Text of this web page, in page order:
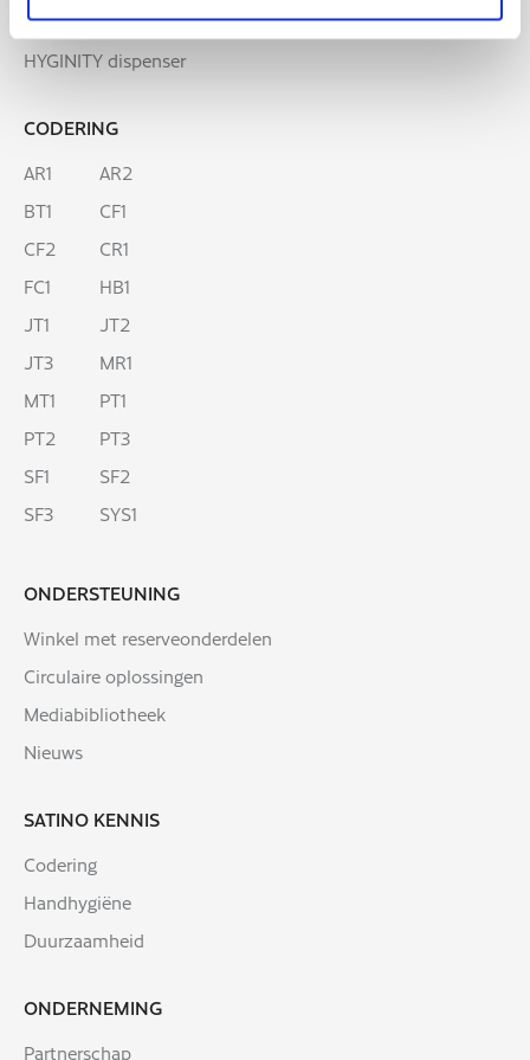
Clean&Care dispenser
HYGINITY dispenser
CODERING
AR1
AR2
BT1
CF1
CF2
CR1
FC1
HB1
JT1
JT2
JT3
MR1
MT1
PT1
PT2
PT3
SF1
SF2
SF3
SYS1
ONDERSTEUNING
Winkel met reserveonderdelen
Circulaire oplossingen
Mediabibliotheek
Nieuws
SATINO KENNIS
Codering
Handhygiëne
Duurzaamheid
ONDERNEMING
Partnerschap